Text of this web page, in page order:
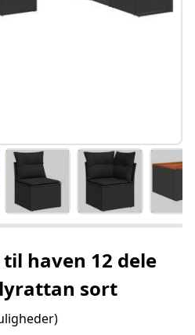
haven 12 dele
sort